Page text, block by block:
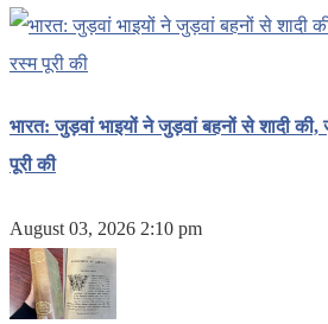
भारत: जुड़वां भाइयों ने जुड़वां बहनों से शादी की,
पूरी की
August 03, 2026 2:10 pm